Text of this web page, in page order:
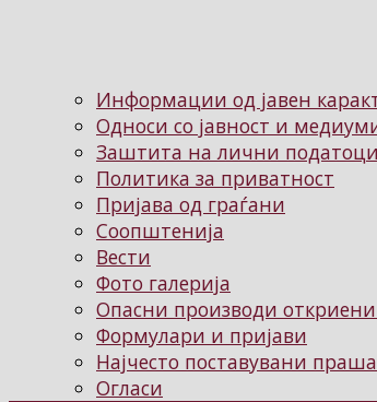
Информации од јавен
Односи со јавност и
Заштита на лични податоци
Политика за приватност
Пријава од граѓани
Соопштенија
Вести
Фото галерија
Опасни производи
Формулари и пријави
Најчесто поставувани
Огласи